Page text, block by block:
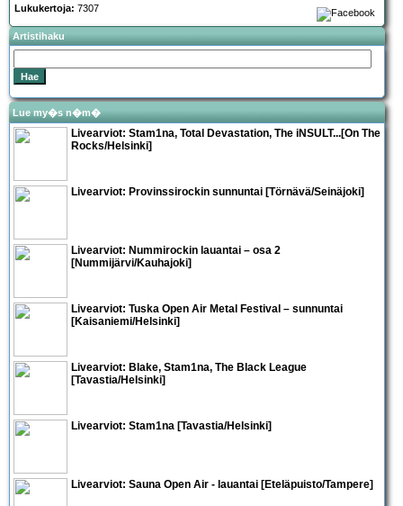
Lukukertoja: 7307
Artistihaku
Lue my�s n�m�
Livearviot: Stam1na, Total Devastation, The iNSULT...[On The
Rocks/Helsinki]
Livearviot: Provinssirockin sunnuntai [Törnävä/Seinäjoki]
Livearviot: Nummirockin lauantai – osa 2
[Nummijärvi/Kauhajoki]
Livearviot: Tuska Open Air Metal Festival – sunnuntai
[Kaisaniemi/Helsinki]
Livearviot: Blake, Stam1na, The Black League
[Tavastia/Helsinki]
Livearviot: Stam1na [Tavastia/Helsinki]
Livearviot: Sauna Open Air - lauantai [Eteläpuisto/Tampere]